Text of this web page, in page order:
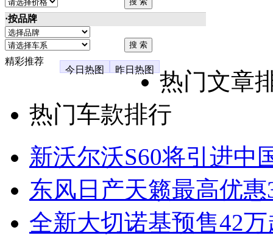
·按品牌
精彩推荐
今日热图
昨日热图
热门文章
热门车款排行
新沃尔沃S60将引进中
东风日产天籁最高优
全新大切诺基预售42